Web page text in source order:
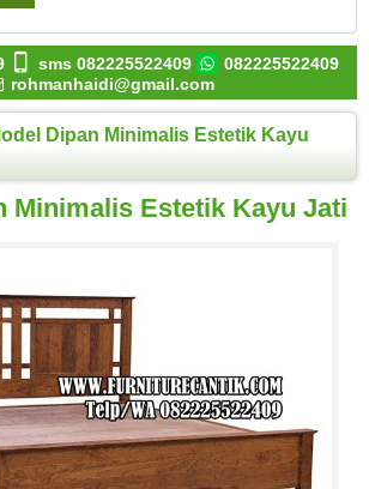
sms 082225522409
082225522409
rohmanhaidi@gmail.com
Dipan Minimalis Estetik Kayu
Minimalis Estetik Kayu Jati